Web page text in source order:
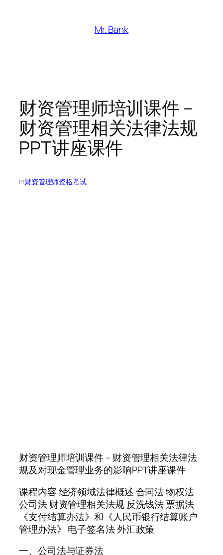
Mr. Bank
财资管理师培训课件 –
财资管理相关法律法规
PPT讲座课件
in财资管理师资格考试
财资管理师培训课件 – 财资管理相关法律法
规及对现金管理业务的影响PPT讲座课件
课程内容 经济领域法律概述 合同法 物权法
公司法 财资管理相关法规 反洗钱法 票据法
《支付结算办法》和《人民币银行结算账户
管理办法》 电子签名法 外汇政策
一、公司法与证券法